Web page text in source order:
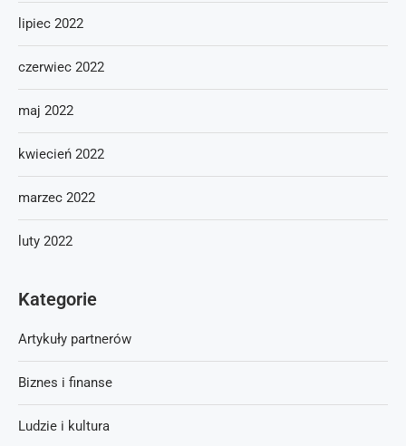
lipiec 2022
czerwiec 2022
maj 2022
kwiecień 2022
marzec 2022
luty 2022
Kategorie
Artykuły partnerów
Biznes i finanse
Ludzie i kultura